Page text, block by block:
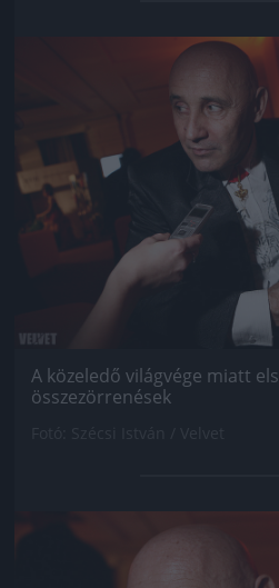
Jön még
A közeledő világvége miatt
összezörrenések
Jön még